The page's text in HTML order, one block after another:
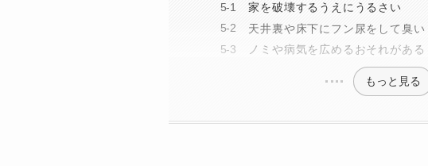
家を破壊するうえにうるさい
天井裏や床下にフン尿をして臭い
ノミや病気を広めるおそれがある
もっと見る